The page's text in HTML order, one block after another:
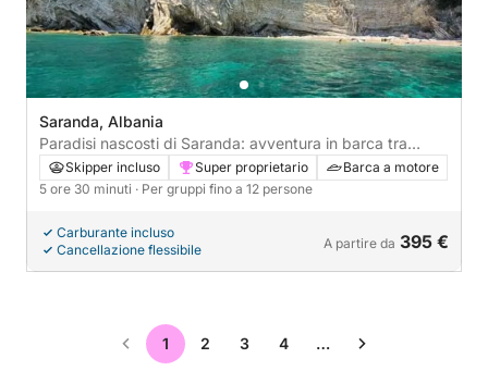
Saranda, Albania
Paradisi nascosti di Saranda: avventura in barca tra
spiaggia e grotta
Skipper incluso Super proprietario
Barca a motore
5 ore 30 minuti · Per gruppi fino a 12 persone
Carburante incluso
Cancellazione flessibile
A partire da 395 €
1 2 3 4 …